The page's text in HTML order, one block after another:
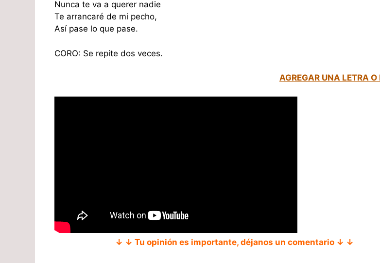
Nunca te va a querer nadie
Te arrancaré de mi pecho,
Así pase lo que pase.
CORO: Se repite dos veces.
AGREGAR UNA LETRA
↓ ↓ Tu opinión es importante, déjanos un comentario ↓ ↓